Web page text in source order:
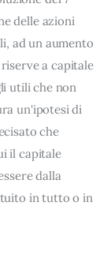
delle azioni
ad un aumento
a capitale
utili che non
un'ipotesi di
che
il capitale
dalla
in tutto o in